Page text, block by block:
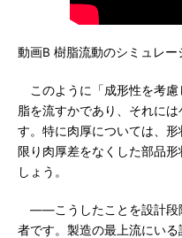
動画B 樹脂流動のシミュレー
このように「成形性を考慮
脂を流すかであり、それに
す。特に肉厚については、
限り肉厚差をなくした部品
しょう。
――こうしたことを設計段
者です。製造の最上流にい